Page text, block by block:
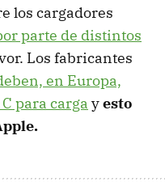
los cargadores
parte de distintos
Los fabricantes
en Europa,
para carga yesto